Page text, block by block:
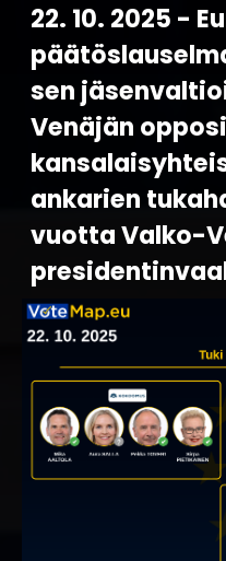
22. 10. 2025 -
sen
Venäjän
ankarien
vuotta Valko-